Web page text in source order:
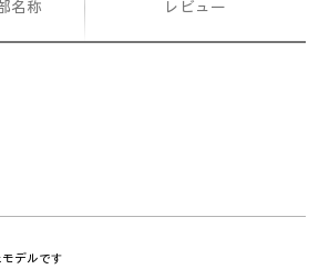
名称 レビュー
デルです